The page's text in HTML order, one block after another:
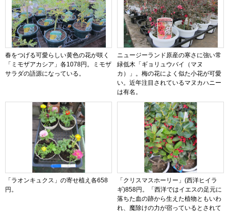
春をつげる可愛らしい黄色の花が咲く
「ミモザアカシア」各1078円。ミモザ
サラダの語源になっている。
ニュージーランド原産の寒さに強い常
緑低木「ギョリュウバイ（マヌ
カ）」。梅の花によく似た小花が可愛
い。近年注目されているマヌカハニー
は有名。
「ラオンキュクス」の寄せ植え各658
円。
「クリスマスホーリー」(西洋ヒイラ
ギ)858円。「西洋ではイエスの足元に
落ちた血の跡から生えた植物ともいわ
れ、魔除けの力が宿っているとされて